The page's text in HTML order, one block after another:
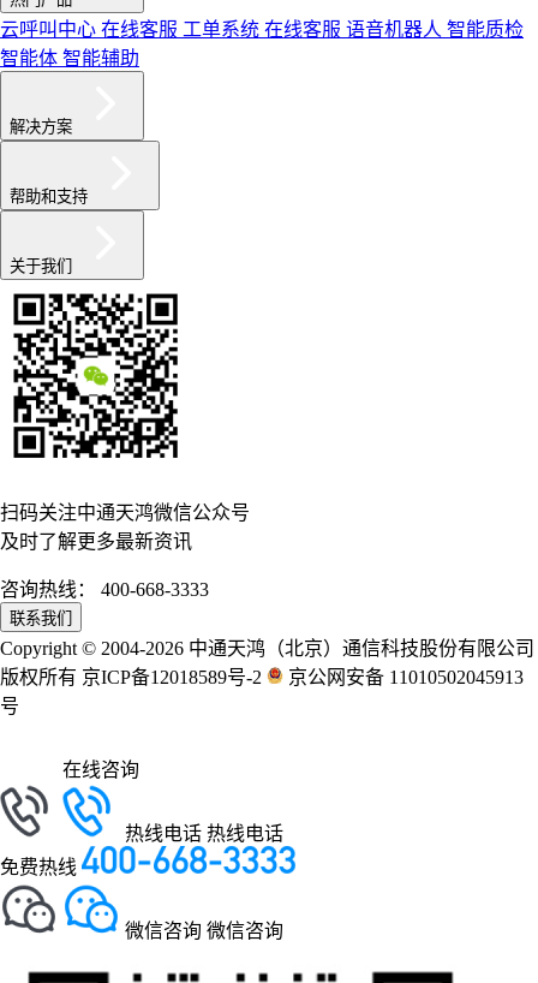
云呼叫中心 在线客服 工单系统 在线客服 语音机器人 智能质检
智能体 智能辅助
解决方案
帮助和支持
关于我们
扫码关注中通天鸿微信公众号
及时了解更多最新资讯
咨询热线： 400-668-3333
联系我们
Copyright © 2004-2026 中通天鸿（北京）通信科技股份有限公司
版权所有 京ICP备12018589号-2
京公网安备 11010502045913
号
在线咨询
热线电话 热线电话
免费热线
微信咨询 微信咨询